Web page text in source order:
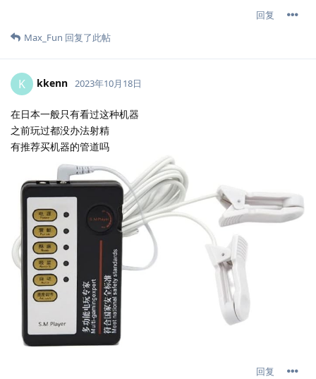
回复
Max_Fun 回复了此帖
K kkenn 2023年10月18日
在日本一般只有看过这种机器
之前玩过都没办法射精
有推荐买机器的管道吗
回复